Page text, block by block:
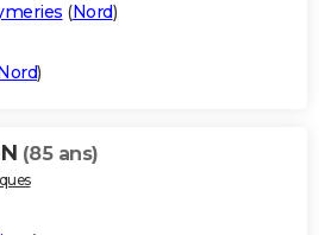
(Nord)
)
(85 ans)